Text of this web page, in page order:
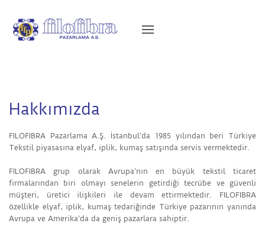
Hakkımızda
FILOFIBRA Pazarlama A.Ş. İstanbul’da 1985 yılından beri Türkiye
Tekstil piyasasına elyaf, iplik, kumaş satışında servis vermektedir.
FILOFIBRA grup olarak Avrupa’nın en büyük tekstil ticaret
firmalarından biri olmayı senelerin getirdiği tecrübe ve güvenli
müşteri, üretici ilişkileri ile devam ettirmektedir. FILOFIBRA
özellikle elyaf, iplik, kumaş tedariğinde Türkiye pazarının yanında
Avrupa ve Amerika’da da geniş pazarlara sahiptir.